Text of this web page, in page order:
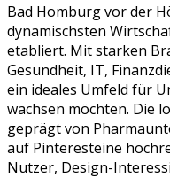
Bad Homburg vor der
dynamischsten
etabliert. Mit starken
Gesundheit, IT,
ein ideales Umfeld für
wachsen möchten. Die
geprägt von
auf Pinteresteine
Nutzer, Design-